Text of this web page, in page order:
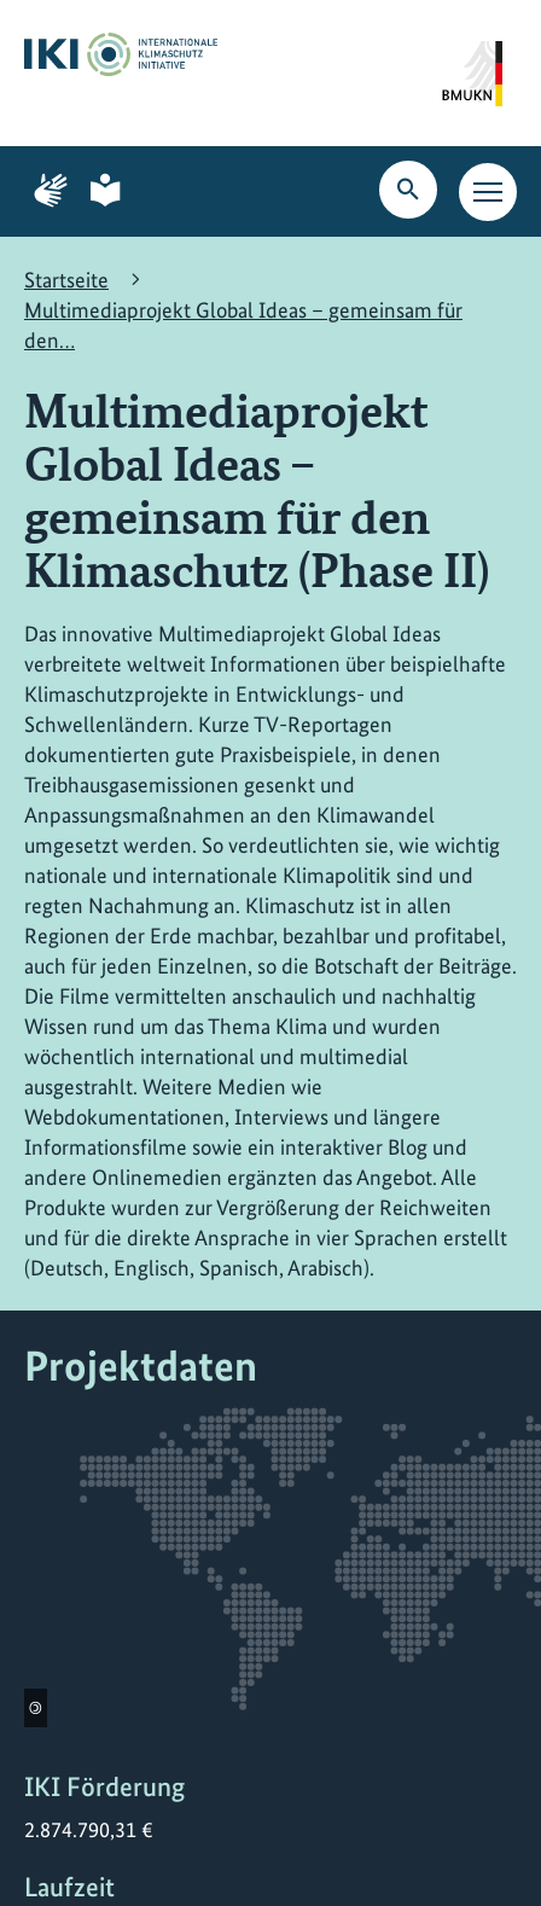
Hauptinhalt
springen
Suche
springen
Hauptnavigation
springen
Zur
Seite
Gebärdensprache
Zur
Seite
leichte
Suche
öffnen
Startseite
Multimediaprojekt Global Ideas – gemeinsam für
den…
Multimediaprojekt
Global Ideas –
gemeinsam für den
Klimaschutz (Phase II)
Das innovative Multimediaprojekt Global Ideas
verbreitete weltweit Informationen über beispielhafte
Klimaschutzprojekte in Entwicklungs- und
Schwellenländern. Kurze TV-Reportagen
dokumentierten gute Praxisbeispiele, in denen
Treibhausgasemissionen gesenkt und
Anpassungsmaßnahmen an den Klimawandel
umgesetzt werden. So verdeutlichten sie, wie wichtig
nationale und internationale Klimapolitik sind und
regten Nachahmung an. Klimaschutz ist in allen
Regionen der Erde machbar, bezahlbar und profitabel,
auch für jeden Einzelnen, so die Botschaft der Beiträge.
Die Filme vermittelten anschaulich und nachhaltig
Wissen rund um das Thema Klima und wurden
wöchentlich international und multimedial
ausgestrahlt. Weitere Medien wie
Webdokumentationen, Interviews und längere
Informationsfilme sowie ein interaktiver Blog und
andere Onlinemedien ergänzten das Angebot. Alle
Produkte wurden zur Vergrößerung der Reichweiten
und für die direkte Ansprache in vier Sprachen erstellt
(Deutsch, Englisch, Spanisch, Arabisch).
Projektdaten
©
IKI Förderung
2.874.790,31 €
Laufzeit